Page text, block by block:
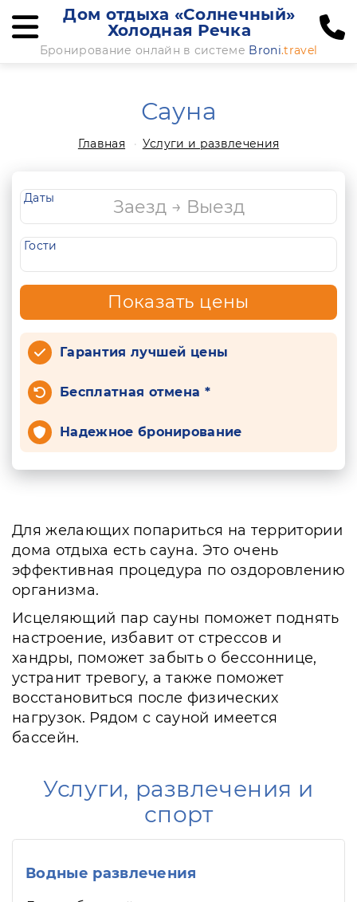
Дом отдыха «Солнечный»
Холодная Речка
Бронирование онлайн в системе Broni.travel
Сауна
Главная Услуги и развлечения
Даты
Гости
Показать цены
Гарантия лучшей цены
Бесплатная отмена *
Надежное бронирование
Для желающих попариться на территории
дома отдыха есть сауна. Это очень
эффективная процедура по оздоровлению
организма.
Исцеляющий пар сауны поможет поднять
настроение, избавит от стрессов и
хандры, поможет забыть о бессоннице,
устранит тревогу, а также поможет
восстановиться после физических
нагрузок. Рядом с сауной имеется
бассейн.
Услуги, развлечения и
спорт
Водные развлечения